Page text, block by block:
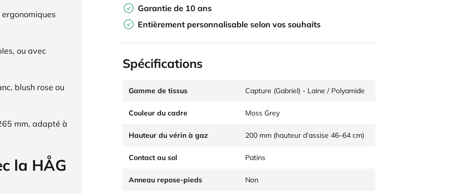
ou avec
blush rose ou
mm, adapté à
la HÅG
Garantie de 10 ans
Entièrement personnalisable selon vos souhaits
Spécifications
Gamme de tissus Capture (Gabriel) - Laine / Polyamide
Couleur du cadre Moss Grey
Hauteur du vérin à gaz 200 mm (hauteur d’assise 46–64 cm)
Contact au sol Patins
Anneau repose-pieds Non